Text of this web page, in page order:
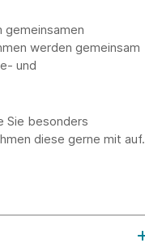
gemeinsamen
werden gemeinsam
und
Sie besonders
diese gerne mit auf.